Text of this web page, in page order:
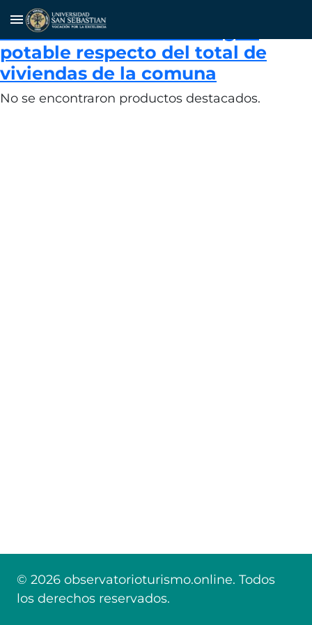
menu
Porcentaje de viviendas
conectadas a la red de agua
potable respecto del total de
viviendas de la comuna
No se encontraron productos destacados.
© 2026 observatorioturismo.online. Todos
los derechos reservados.